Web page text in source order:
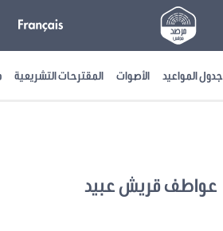
جدول المواعيد الأصوات المقترحات التشريعية
عواطف قريش عبيد